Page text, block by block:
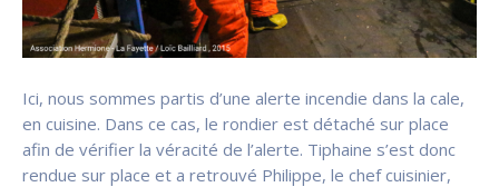
Ici, nous sommes partis d’une alerte incendie dans la cale,
en cuisine. Dans ce cas, le rondier est détaché sur place
afin de vérifier la véracité de l’alerte. Tiphaine s’est donc
rendue sur place et a retrouvé Philippe, le chef cuisinier,